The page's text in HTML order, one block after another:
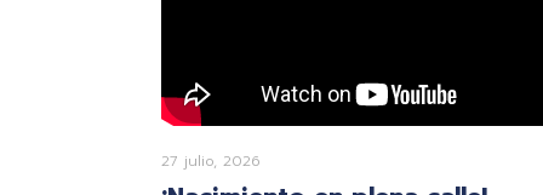
27 julio, 2026